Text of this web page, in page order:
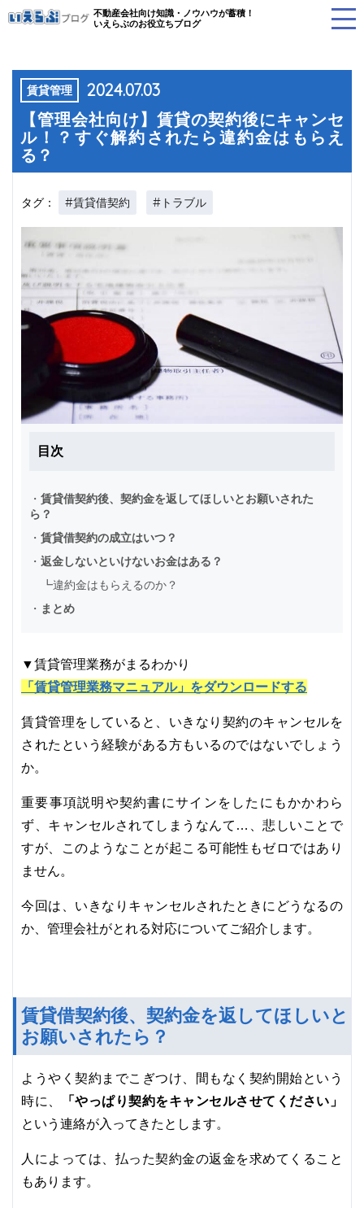
不動産会社向け知識・ノウハウが蓄積！
いえらぶのお役立ちブログ
賃貸管理 2024.07.03
【管理会社向け】賃貸の契約後にキャンセ
ル！？すぐ解約されたら違約金はもらえ
る？
タグ： #賃貸借契約 #トラブル
目次
・ 賃貸借契約後、契約金を返してほしいとお願いされた
ら？
・ 賃貸借契約の成立はいつ？
・ 返金しないといけないお金はある？
┗違約金はもらえるのか？
・ まとめ
▼賃貸管理業務がまるわかり
「賃貸管理業務マニュアル」をダウンロードする
賃貸管理をしていると、いきなり契約のキャンセルを
されたという経験がある方もいるのではないでしょう
か。
重要事項説明や契約書にサインをしたにもかかわら
ず、キャンセルされてしまうなんて…、悲しいことで
すが、このようなことが起こる可能性もゼロではあり
ません。
今回は、いきなりキャンセルされたときにどうなるの
か、管理会社がとれる対応についてご紹介します。
賃貸借契約後、契約金を返してほしいと
お願いされたら？
ようやく契約までこぎつけ、間もなく契約開始という
時に、
「やっぱり契約をキャンセルさせてください」
という連絡が入ってきたとします。
人によっては、払った契約金の返金を求めてくること
もあります。